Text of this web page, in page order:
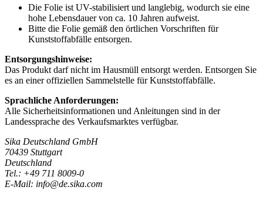
Die Folie ist UV-stabilisiert und langlebig, wodurch sie eine
hohe Lebensdauer von ca. 10 Jahren aufweist.
Bitte die Folie gemäß den örtlichen Vorschriften für
Kunststoffabfälle entsorgen.
Entsorgungshinweise:
Das Produkt darf nicht im Hausmüll entsorgt werden. Entsorgen Sie
es an einer offiziellen Sammelstelle für Kunststoffabfälle.
Sprachliche Anforderungen:
Alle Sicherheitsinformationen und Anleitungen sind in der
Landessprache des Verkaufsmarktes verfügbar.
Sika Deutschland GmbH
70439 Stuttgart
Deutschland
Tel.: +49 711 8009-0
E-Mail: info@de.sika.com